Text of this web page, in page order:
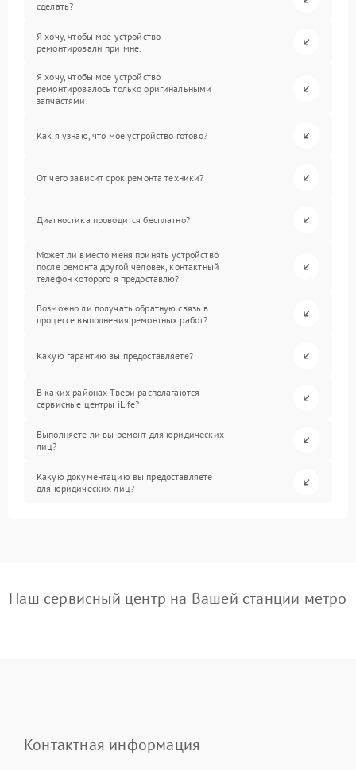
сделать?
Я хочу, чтобы мое устройство
ремонтировали при мне.
Я хочу, чтобы мое устройство
ремонтировалось только оригинальными
запчастями.
Как я узнаю, что мое устройство готово?
От чего зависит срок ремонта техники?
Диагностика проводится бесплатно?
Может ли вместо меня принять устройство
после ремонта другой человек, контактный
телефон которого я предоставлю?
Возможно ли получать обратную связь в
процессе выполнения ремонтных работ?
Какую гарантию вы предоставляете?
В каких районах Твери располагаются
сервисные центры iLife?
Выполняете ли вы ремонт для юридических
лиц?
Какую документацию вы предоставляете
для юридических лиц?
Наш сервисный центр на Вашей станции метро
Контактная информация